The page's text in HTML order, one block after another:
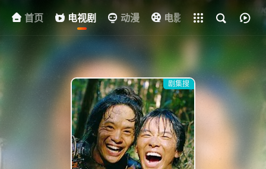
首页 电视剧 动漫 电影 其他 资
全部影片
剧集搜